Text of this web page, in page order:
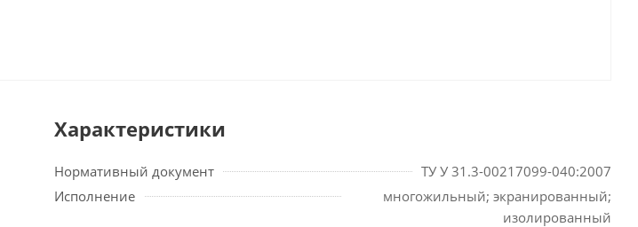
Характеристики
Нормативный документ
ТУ У 31.3-00217099-040:2007
Исполнение
многожильный; экранированный;
изолированный